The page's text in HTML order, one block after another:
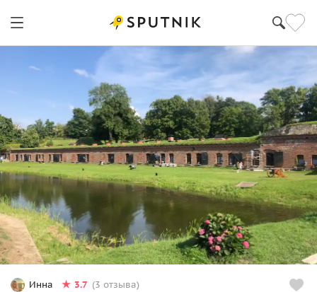
Инна 3.7 (3 отзыва)